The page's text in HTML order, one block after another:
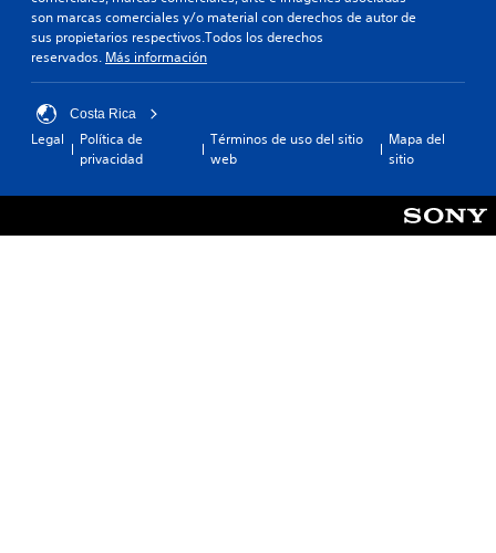
son marcas comerciales y/o material con derechos de autor de
sus propietarios respectivos.Todos los derechos
reservados. Más información
Costa Rica
Legal
Política de
privacidad
Términos de uso del sitio
web
Mapa del
sitio